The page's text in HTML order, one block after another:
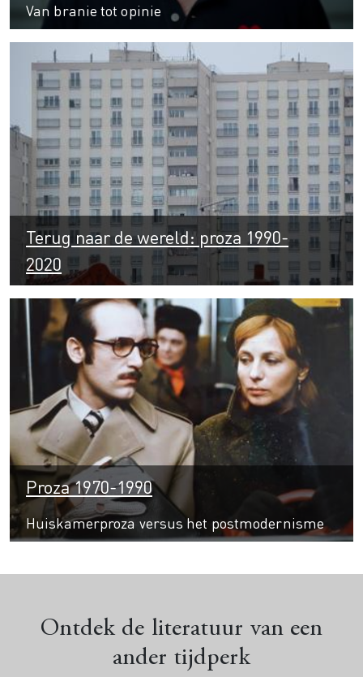
Van branie tot opinie
Terug naar de wereld: proza 1990-
2020
Proza 1970-1990
Huiskamerproza versus het postmodernisme
Ontdek de literatuur van een
ander tijdperk